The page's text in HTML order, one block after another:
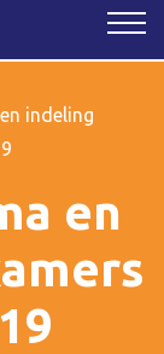
indeling
en